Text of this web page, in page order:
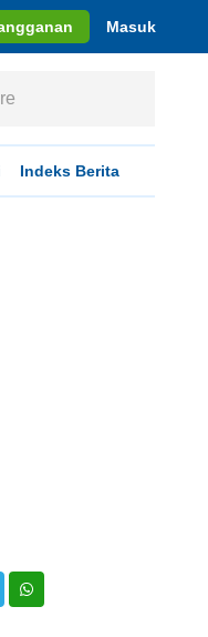
Masuk
Indeks Berita